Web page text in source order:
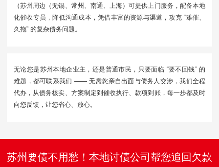
（苏州周边（无锡、常州、南通、上海）可提供上门服务，配备本地
化催收专员，降低沟通成本，凭借丰富的资源与渠道，攻克 “难催、
久拖” 的复杂债务问题。
无论您是苏州本地企业主，还是普通市民，只要面临 “要不回钱” 的
难题，都可联系我们 —— 无需您亲自出面与债务人交涉，我们全程
代办，从债务核实、方案制定到催收执行、款项到账，每一步都及时
向您反馈，让您省心、放心。
苏州要债不用愁！本地讨债公司帮您追回欠款